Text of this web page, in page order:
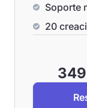
Soporte
20